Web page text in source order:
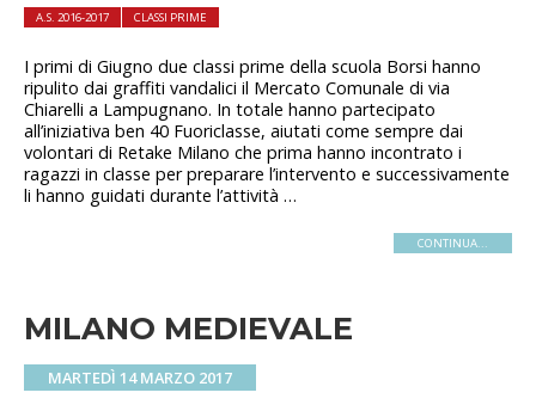
A.S. 2016-2017 CLASSI PRIME
I primi di Giugno due classi prime della scuola Borsi hanno
ripulito dai graffiti vandalici il Mercato Comunale di via
Chiarelli a Lampugnano. In totale hanno partecipato
all’iniziativa ben 40 Fuoriclasse, aiutati come sempre dai
volontari di Retake Milano che prima hanno incontrato i
ragazzi in classe per preparare l’intervento e successivamente
li hanno guidati durante l’attività …
CONTINUA...
MILANO MEDIEVALE
MARTEDÌ 14 MARZO 2017